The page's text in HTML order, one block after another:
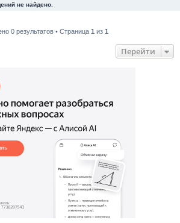
не найдено.
0 результатов • Страница 1 из 1
Перейти